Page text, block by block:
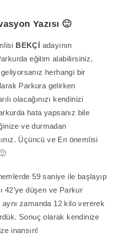
Yazısı 🙂
BEKÇİ adayının
eğitim alabilirsiniz,
herhangi bir
Parkura gelirken
olacağınızı kendinizi
hata yapsanız bile
ve durmadan
Üçüncü ve En önemlisi
59 saniye ile başlayıp
42’ye düşen ve Parkur
aynı zamanda 12 kilo vererek
Sonuç olarak kendinize
inansın!